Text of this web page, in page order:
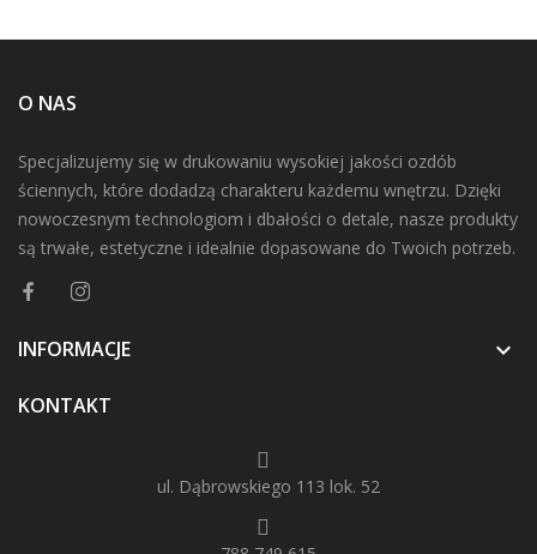
O NAS
Specjalizujemy się w drukowaniu wysokiej jakości ozdób
ściennych, które dodadzą charakteru każdemu wnętrzu. Dzięki
nowoczesnym technologiom i dbałości o detale, nasze produkty
są trwałe, estetyczne i idealnie dopasowane do Twoich potrzeb.
INFORMACJE 
KONTAKT
ul. Dąbrowskiego 113 lok. 52